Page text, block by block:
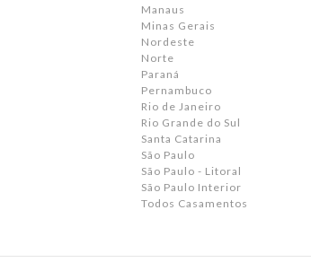
Manaus
Minas Gerais
Nordeste
Norte
Paraná
Pernambuco
Rio de Janeiro
Rio Grande do Sul
Santa Catarina
São Paulo
São Paulo - Litoral
São Paulo Interior
Todos Casamentos